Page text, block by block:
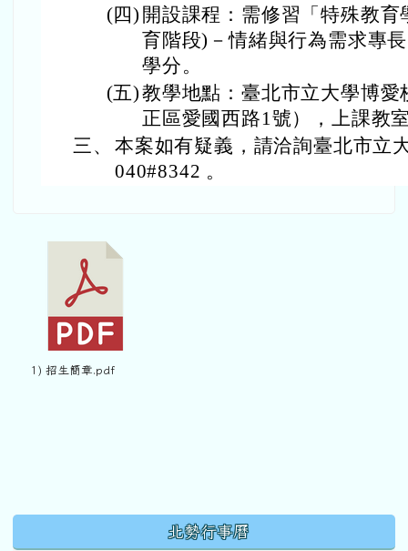
(四) 開設課程：需修習「特殊教
育階段)－情緒與行為需求專
學分。
(五)教學地點：臺北市立大學博
正區愛國西路1號），上課教
三、 本案如有疑義，請洽詢臺北市立
040#8342 。
1) 招生簡章.pdf
北勢行事曆